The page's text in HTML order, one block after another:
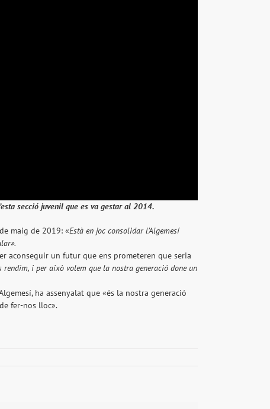
secció juvenil que es va gestar al 2014.
maig de 2019: «Està en joc consolidar l’Algemesí
aconseguir un futur que ens prometeren que seria
rendim, i per això volem que la nostra generació done un
ha assenyalat que «és la nostra generació
fer-nos lloc».